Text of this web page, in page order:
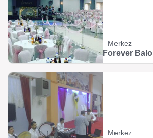
Merkez
Forever Balo
Merkez